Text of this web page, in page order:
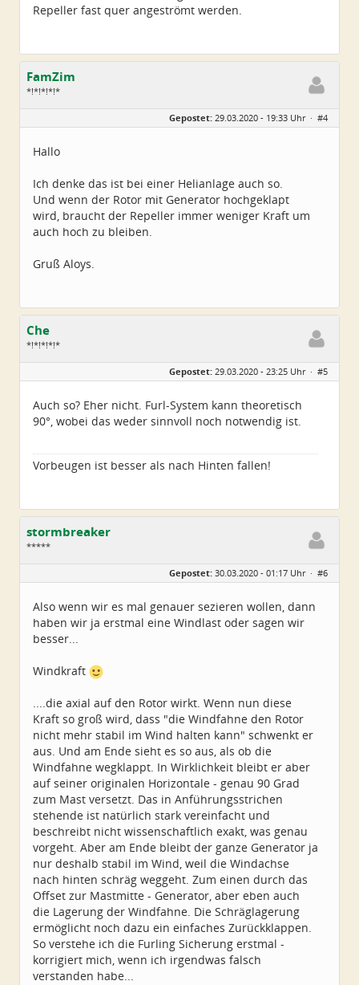
Repeller fast quer angeströmt werden.
FamZim
*!*!*!*!*
Beiträge:
2350
Gepostet: 29.03.2020 - 19:33 Uhr · #4
Hallo
Ich denke das ist bei einer Helianlage auch so.
Und wenn der Rotor mit Generator hochgeklapt
wird, braucht der Repeller immer weniger Kraft um
auch hoch zu bleiben.
Gruß Aloys.
Che
*!*!*!*!*
Geschlecht:
Alter:
72
Dabei seit:
06 / 2014
Gepostet: 29.03.2020 - 23:25 Uhr · #5
Auch so? Eher nicht. Furl-System kann theoretisch
90°, wobei das weder sinnvoll noch notwendig ist.
Vorbeugen ist besser als nach Hinten fallen!
stormbreaker
*****
Beiträge:
210
Gepostet: 30.03.2020 - 01:17 Uhr · #6
Also wenn wir es mal genauer sezieren wollen, dann
haben wir ja erstmal eine Windlast oder sagen wir
besser...
Windkraft
....die axial auf den Rotor wirkt. Wenn nun diese
Kraft so groß wird, dass "die Windfahne den Rotor
nicht mehr stabil im Wind halten kann" schwenkt er
aus. Und am Ende sieht es so aus, als ob die
Windfahne wegklappt. In Wirklichkeit bleibt er aber
auf seiner originalen Horizontale - genau 90 Grad
zum Mast versetzt. Das in Anführungsstrichen
stehende ist natürlich stark vereinfacht und
beschreibt nicht wissenschaftlich exakt, was genau
vorgeht. Aber am Ende bleibt der ganze Generator ja
nur deshalb stabil im Wind, weil die Windachse
nach hinten schräg weggeht. Zum einen durch das
Offset zur Mastmitte - Generator, aber eben auch
die Lagerung der Windfahne. Die Schräglagerung
ermöglicht noch dazu ein einfaches Zurückklappen.
So verstehe ich die Furling Sicherung erstmal -
korrigiert mich, wenn ich irgendwas falsch
verstanden habe...